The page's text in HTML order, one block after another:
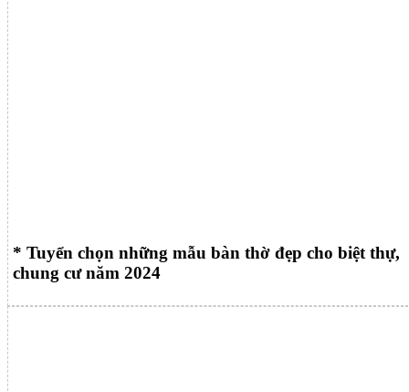
* Tuyển chọn những mẫu bàn thờ đẹp cho biệt thự,
chung cư năm 2024